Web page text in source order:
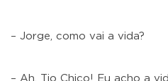
– Jorge, como vai a vida?
– Ah, Tio Chico! Eu acho a